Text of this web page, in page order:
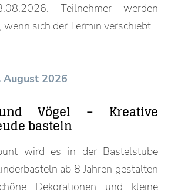
Teilnehmer werden
wenn sich der Termin verschiebt.
August 2026
Vögel – Kreative
basteln
wird es in der Bastelstube
ab 8 Jahren gestalten
Dekorationen und kleine